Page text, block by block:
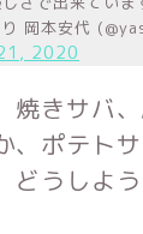
岡本安代
2020
焼きサバ
ポテトサ
どうしよ